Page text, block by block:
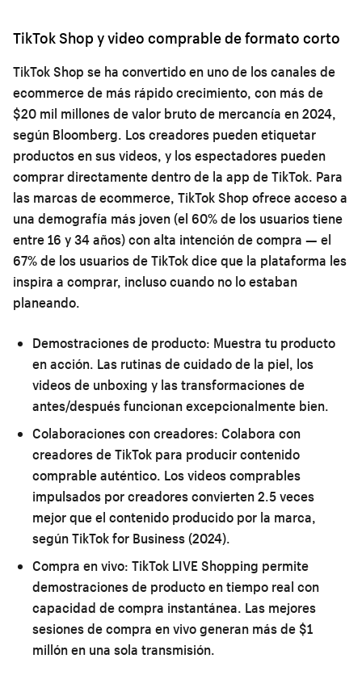
TikTok Shop y video comprable de formato corto
TikTok Shop se ha convertido en uno de los canales de
ecommerce de más rápido crecimiento, con más de
$20 mil millones de valor bruto de mercancía en 2024,
según Bloomberg. Los creadores pueden etiquetar
productos en sus videos, y los espectadores pueden
comprar directamente dentro de la app de TikTok. Para
las marcas de ecommerce, TikTok Shop ofrece acceso a
una demografía más joven (el 60% de los usuarios tiene
entre 16 y 34 años) con alta intención de compra — el
67% de los usuarios de TikTok dice que la plataforma les
inspira a comprar, incluso cuando no lo estaban
planeando.
Demostraciones de producto: Muestra tu producto
en acción. Las rutinas de cuidado de la piel, los
videos de unboxing y las transformaciones de
antes/después funcionan excepcionalmente bien.
Colaboraciones con creadores: Colabora con
creadores de TikTok para producir contenido
comprable auténtico. Los videos comprables
impulsados por creadores convierten 2.5 veces
mejor que el contenido producido por la marca,
según TikTok for Business (2024).
Compra en vivo: TikTok LIVE Shopping permite
demostraciones de producto en tiempo real con
capacidad de compra instantánea. Las mejores
sesiones de compra en vivo generan más de $1
millón en una sola transmisión.